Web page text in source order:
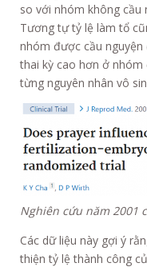
so với nhóm không cầu
Tương tự tỷ lệ làm tổ
nhóm được cầu nguyện
thai kỳ cao hơn ở
từng nguyên nhân vô
Nghiên cứu năm 2001
Các dữ liệu này gợi ý
thiện tỷ lệ thành công